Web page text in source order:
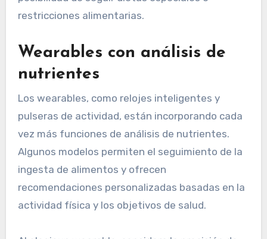
restricciones alimentarias.
Wearables con análisis de
nutrientes
Los wearables, como relojes inteligentes y
pulseras de actividad, están incorporando cada
vez más funciones de análisis de nutrientes.
Algunos modelos permiten el seguimiento de la
ingesta de alimentos y ofrecen
recomendaciones personalizadas basadas en la
actividad física y los objetivos de salud.